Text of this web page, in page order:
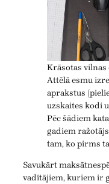
Krāsotas vilnas
Attēlā esmu
aprakstus
uzskaites kodi
Pēc šādiem
gadiem
tam, ko pirms
Savukārt
vadītājiem, kuriem ir